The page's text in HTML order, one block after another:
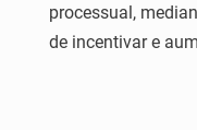
processual,
de incentivar e